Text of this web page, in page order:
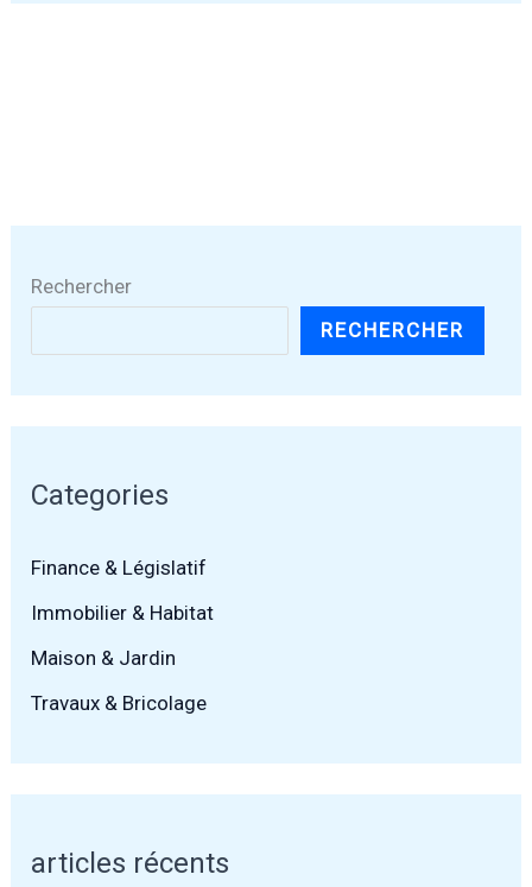
Rechercher
RECHERCHER
Categories
Finance & Législatif
Immobilier & Habitat
Maison & Jardin
Travaux & Bricolage
articles récents